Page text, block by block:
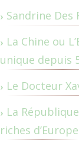
Sandrine
La Chine ou
unique depuis
Le Docteur
La
riches d’Europe